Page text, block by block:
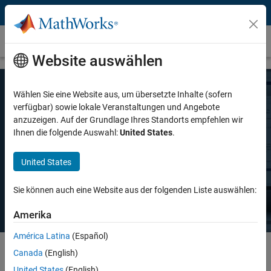
Weiter zum Inhalt
Preise und Lizenzierung
MATLAB-Preise
Gebrauch oder in der Lehre und akademischen Forschung einsetzen
möchten, es gibt eine MATLAB-Lizenz, die Ihren Anforderungen
Website auswählen
Wählen Sie eine Website aus, um übersetzte Inhalte (sofern
verfügbar) sowie lokale Veranstaltungen und Angebote
anzuzeigen. Auf der Grundlage Ihres Standorts empfehlen wir
Ihnen die folgende Auswahl:United States.
United States
Sie können auch eine Website aus der folgenden Liste auswählen:
Amerika
América Latina (Español)
Canada (English)